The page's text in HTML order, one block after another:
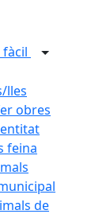
lles
obres
feina
de